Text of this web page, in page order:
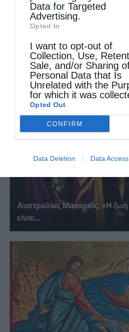
Data for Targeted
Advertising.
Opted In
I want to opt-out of
Collection, Use,
Sale, and/or Sharing
Personal Data that Is
Unrelated with the
for which it was
Opted Out
CONFIRM
Data Deletion Data Access
Χειροθεσία δεκαπέντε
Αρχιεπίσκοπο Αυστραλίας
Αυστραλίας Μακάριος: «Η ζωή
είναι...